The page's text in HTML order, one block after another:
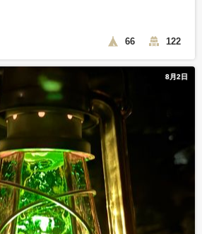
66 122
8月2日